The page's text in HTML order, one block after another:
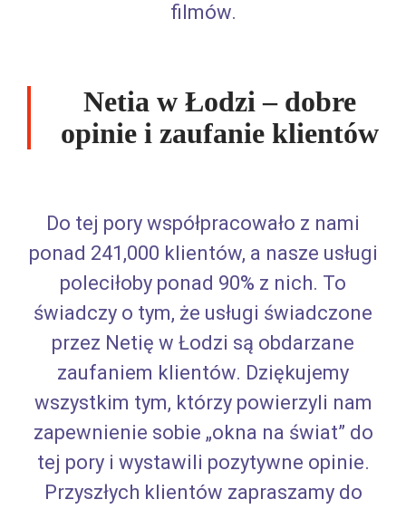
filmów.
Netia w Łodzi – dobre
opinie i zaufanie klientów
Do tej pory współpracowało z nami
ponad 241,000 klientów, a nasze usługi
poleciłoby ponad 90% z nich. To
świadczy o tym, że usługi świadczone
przez Netię w Łodzi są obdarzane
zaufaniem klientów. Dziękujemy
wszystkim tym, którzy powierzyli nam
zapewnienie sobie „okna na świat” do
tej pory i wystawili pozytywne opinie.
Przyszłych klientów zapraszamy do